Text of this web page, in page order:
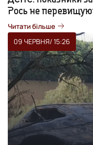
Рось не
Читати більше
09 ЧЕРВНЯ/ 15:26